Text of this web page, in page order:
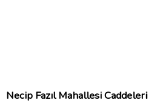
Necip Fazıl Mahallesi Caddeleri